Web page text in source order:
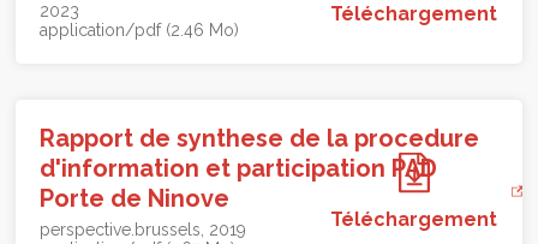
2023
application/pdf (2.46 Mo)
Téléchargement
Rapport de synthese de la procedure
d'information et participation PAD
Porte de Ninove
perspective.brussels 2019
Téléchargement